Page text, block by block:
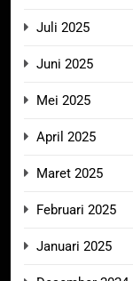
Juli 2025
Juni 2025
Mei 2025
April 2025
Maret 2025
Februari 2025
Januari 2025